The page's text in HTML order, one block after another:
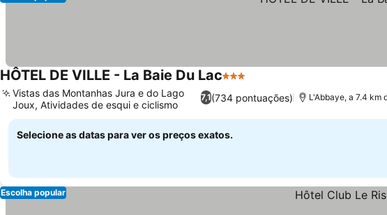
HÔTEL DE VILLE - La Baie Du Lac3 Estrelas
7,1(734 pontuações)
Vistas das Montanhas Jura e do Lago
Joux, Atividades de esqui e ciclismo
L'Abbaye, a 7.4 km
Selecione as datas para ver os preços exatos.
Escolha popular